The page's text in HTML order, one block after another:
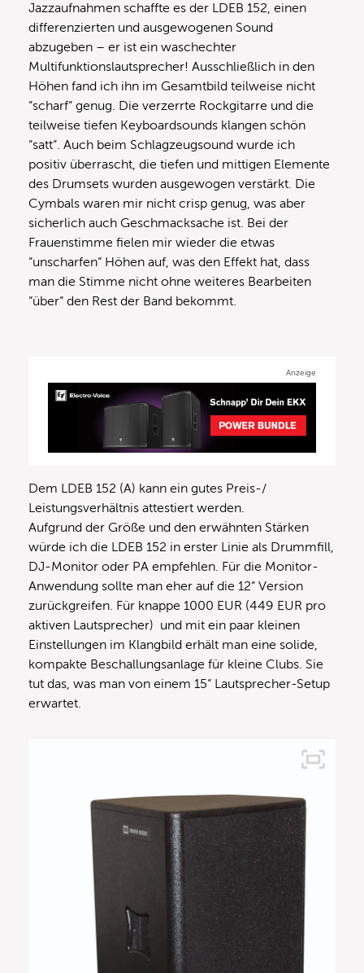
Jazzaufnahmen schaffte es der LDEB 152, einen
differenzierten und ausgewogenen Sound
abzugeben – er ist ein waschechter
Multifunktionslautsprecher! Ausschließlich in den
Höhen fand ich ihn im Gesamtbild teilweise nicht
“scharf“ genug. Die verzerrte Rockgitarre und die
teilweise tiefen Keyboardsounds klangen schön
“satt“. Auch beim Schlagzeugsound wurde ich
positiv überrascht, die tiefen und mittigen Elemente
des Drumsets wurden ausgewogen verstärkt. Die
Cymbals waren mir nicht crisp genug, was aber
sicherlich auch Geschmacksache ist. Bei der
Frauenstimme fielen mir wieder die etwas
“unscharfen“ Höhen auf, was den Effekt hat, dass
man die Stimme nicht ohne weiteres Bearbeiten
“über“ den Rest der Band bekommt.
Anzeige
Dem LDEB 152 (A) kann ein gutes Preis-/
Leistungsverhältnis attestiert werden.
Aufgrund der Größe und den erwähnten Stärken
würde ich die LDEB 152 in erster Linie als Drummfill,
DJ-Monitor oder PA empfehlen. Für die Monitor-
Anwendung sollte man eher auf die 12“ Version
zurückgreifen. Für knappe 1000 EUR (449 EUR pro
aktiven Lautsprecher) und mit ein paar kleinen
Einstellungen im Klangbild erhält man eine solide,
kompakte Beschallungsanlage für kleine Clubs. Sie
tut das, was man von einem 15“ Lautsprecher-Setup
erwartet.